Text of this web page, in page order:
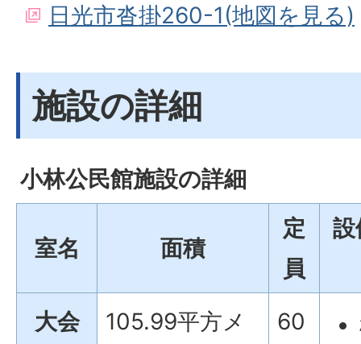
日光市沓掛260-1(地図を見る)
施設の詳細
小林公民館施設の詳細
室名 面積
定
員
設
大会
105.99平方メ
60